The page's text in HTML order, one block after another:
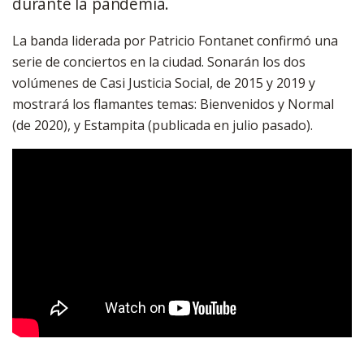
La banda liderada por Patricio Fontanet confirmó una
serie de conciertos en la ciudad. Sonarán los dos
volúmenes de Casi Justicia Social, de 2015 y 2019 y
mostrará los flamantes temas: Bienvenidos y Normal
(de 2020), y Estampita (publicada en julio pasado).